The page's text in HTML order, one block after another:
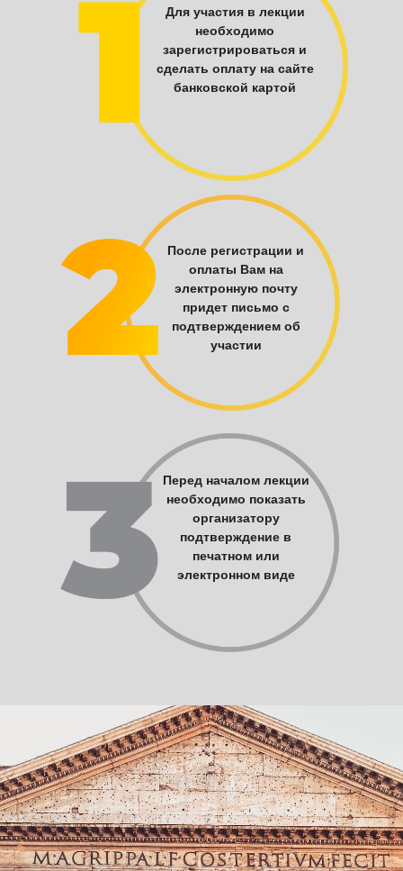
Для участия в лекции
необходимо
зарегистрироваться и
сделать оплату на сайте
банковской картой
После регистрации и
оплаты Вам на
электронную почту
придет письмо с
подтверждением об
участии
Перед началом лекции
необходимо показать
организатору
подтверждение в
печатном или
электронном виде